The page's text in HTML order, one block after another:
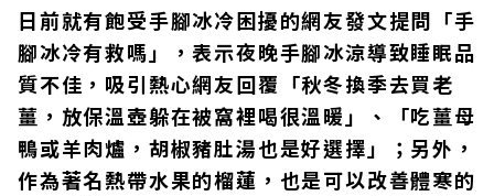
日前就有飽受手腳冰冷困擾的網友發文提問「手
腳冰冷有救嗎」，表示夜晚手腳冰涼導致睡眠品
質不佳，吸引熱心網友回覆「秋冬換季去買老
薑，放保溫壺躲在被窩裡喝很溫暖」、「吃薑母
鴨或羊肉爐，胡椒豬肚湯也是好選擇」；另外，
作為著名熱帶水果的榴蓮，也是可以改善體寒的